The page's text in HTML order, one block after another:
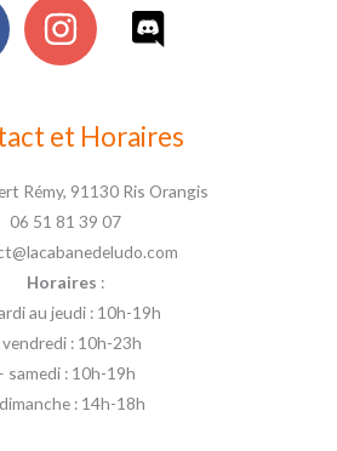
et Horaires
Rémy, 91130 Ris Orangis
06 51 81 39 07
Horaires :
au jeudi : 10h-19h
vendredi : 10h-23h
samedi : 10h-19h
: 14h-18h